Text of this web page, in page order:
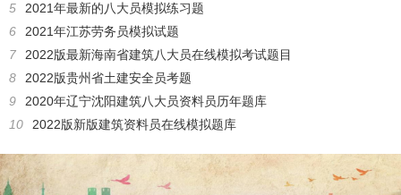
5
2021年最新的八大员模拟练习题
6
2021年江苏劳务员模拟试题
7
2022版最新海南省建筑八大员在线模拟考试题目
8
2022版贵州省土建安全员考题
9
2020年辽宁沈阳建筑八大员资料员历年题库
10
2022版新版建筑资料员在线模拟题库